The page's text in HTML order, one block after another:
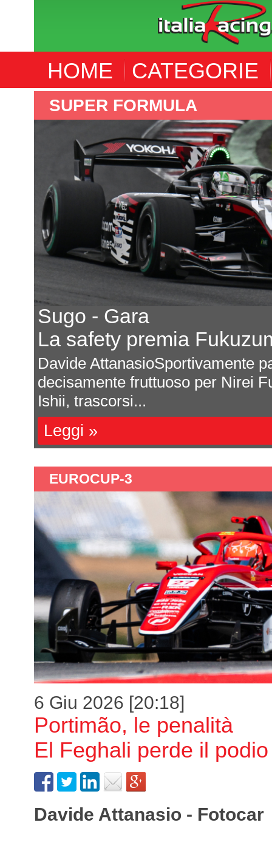
HOME CATEGORIE
SUPER FORMULA
Sugo - Gara
La safety premia
Davide AttanasioSportivamente
decisamente fruttuoso per Nirei
Ishii, trascorsi...
Leggi »
EUROCUP-3
6 Giu 2026 [20:18]
Portimão, le penalità
El Feghali perde il podio
Davide Attanasio - Fotocar